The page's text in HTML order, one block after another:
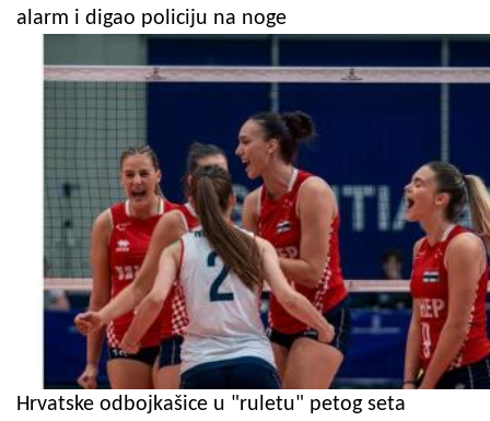
alarm i digao policiju na noge
Hrvatske odbojkašice u "ruletu" petog seta